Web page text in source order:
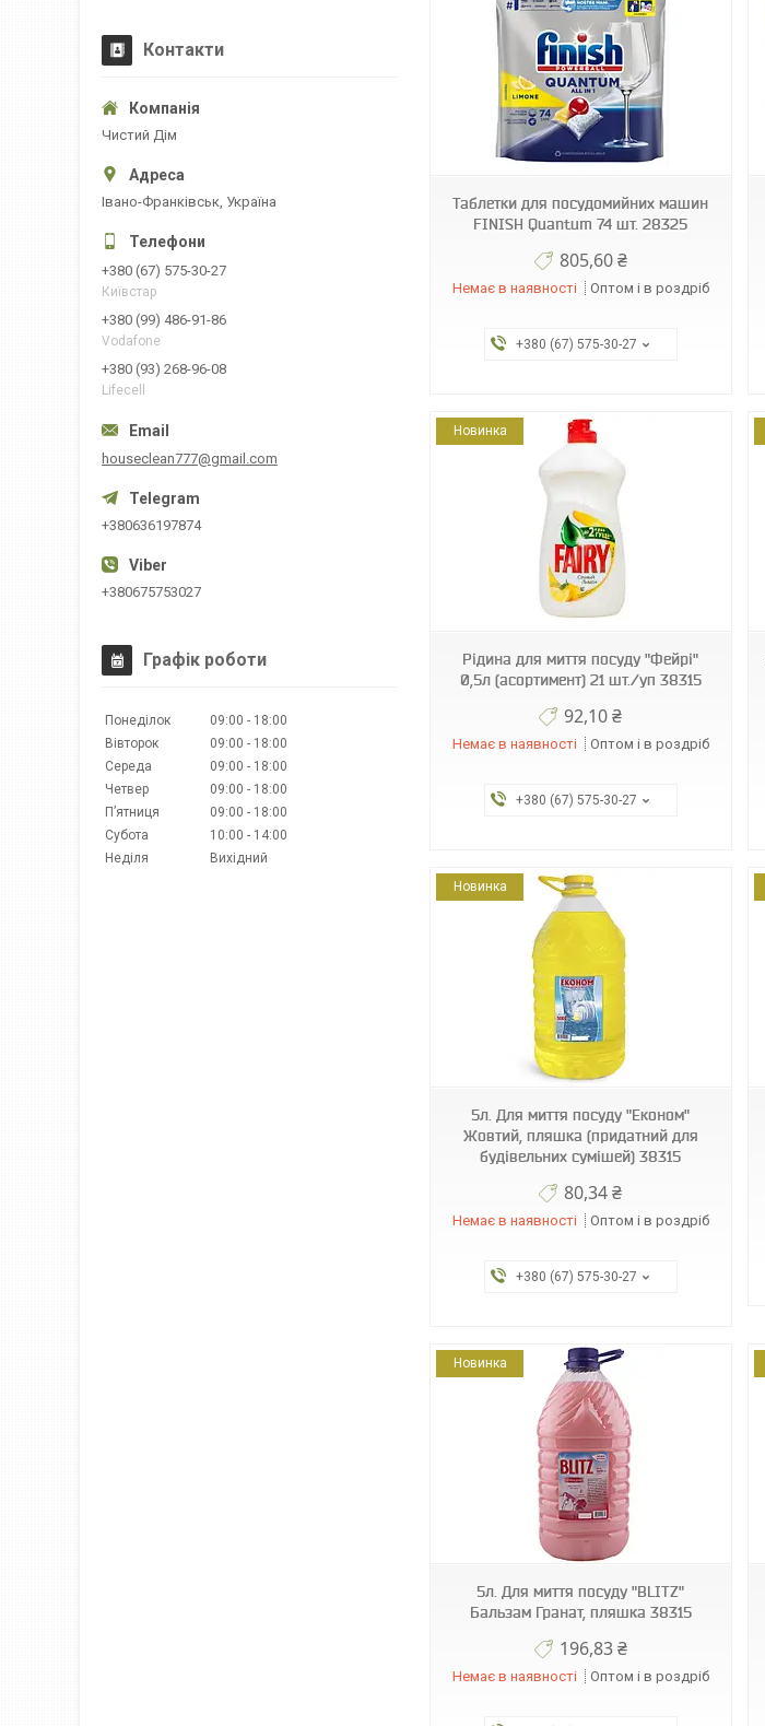
34342
Таблетки для посудомийних машин
FINISH Quantum 74 шт. 28325
805,60 ₴
Немає в наявності Оптом і в роздріб
+380 (67) 575-30-27
4820229300394
02786
Новинка
Рідина для миття посуду "Фейрі"
0,5л (асортимент) 21 шт./уп 38315
92,10 ₴
Немає в наявності Оптом і в роздріб
+380 (67) 575-30-27
Новинка
5л. Для миття посуду "Економ"
Жовтий, пляшка (придатний для
будівельних сумішей) 38315
80,34 ₴
Немає в наявності Оптом і в роздріб
+380 (67) 575-30-27
4820051292522
Новинка
5л. Для миття посуду "BLITZ"
Бальзам Гранат, пляшка 38315
196,83 ₴
Немає в наявності Оптом і в роздріб
Контакти
Чистий Дім
Івано-Франківськ, Україна
+380 (67) 575-30-27
Київстар
+380 (99) 486-91-86
Vodafone
+380 (93) 268-96-08
Lifecell
houseclean777@gmail.com
+380636197874
+380675753027
Графік роботи
Понеділок 09:00
18:00
Вівторок
09:00
18:00
Середа
09:00
18:00
Четвер
09:00
18:00
Пʼятниця
09:00
18:00
Субота
10:00
14:00
Неділя
Вихідний